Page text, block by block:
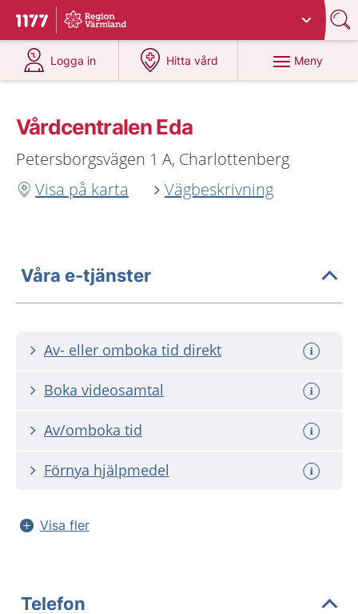
Till startsidan för 1177
Du har valt region
Logga in
på 1177.se
Hitta vård
på 1177.se
Meny
Vårdcentralen Eda
Petersborgsvägen 1 A, Charlottenberg
Visa på karta
Vägbeskrivning
Våra e-tjänster
Av- eller omboka tid direkt
Boka videosamtal
Av/omboka tid
Förnya hjälpmedel
Visa fler
Telefon